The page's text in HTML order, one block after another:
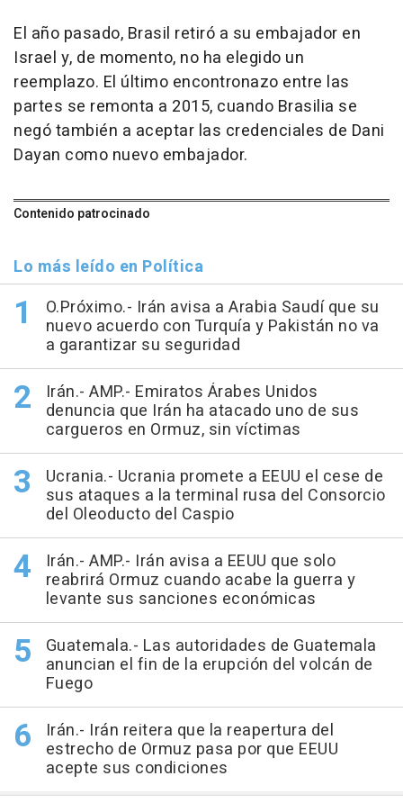
El año pasado, Brasil retiró a su embajador en
Israel y, de momento, no ha elegido un
reemplazo. El último encontronazo entre las
partes se remonta a 2015, cuando Brasilia se
negó también a aceptar las credenciales de Dani
Dayan como nuevo embajador.
Contenido patrocinado
Lo más leído en Política
O.Próximo.- Irán avisa a Arabia Saudí que su
nuevo acuerdo con Turquía y Pakistán no va
a garantizar su seguridad
Irán.- AMP.- Emiratos Árabes Unidos
denuncia que Irán ha atacado uno de sus
cargueros en Ormuz, sin víctimas
Ucrania.- Ucrania promete a EEUU el cese de
sus ataques a la terminal rusa del Consorcio
del Oleoducto del Caspio
Irán.- AMP.- Irán avisa a EEUU que solo
reabrirá Ormuz cuando acabe la guerra y
levante sus sanciones económicas
Guatemala.- Las autoridades de Guatemala
anuncian el fin de la erupción del volcán de
Fuego
Irán.- Irán reitera que la reapertura del
estrecho de Ormuz pasa por que EEUU
acepte sus condiciones